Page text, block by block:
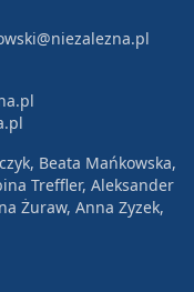
Beata Mańkowska,
Treffler, Aleksander
Żuraw, Anna Zyzek,